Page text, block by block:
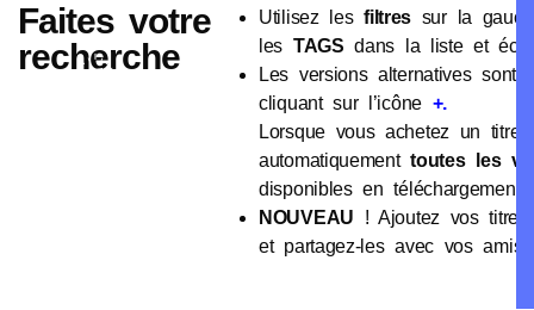
Faites votre
recherche
Utilisez lesfiltres sur la
les TAGS dans la liste et
Les versions alternatives sont
cliquant sur l’icône +.
Lorsque vous achetez un titre,
automatiquementtoutes les
disponibles en téléchargement !
NOUVEAU ! Ajoutez vos
et partagez-les avec vos